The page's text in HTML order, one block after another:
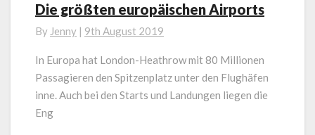
Die
europäischen
Airports
Die größten europäischen Airports
By Jenny | 9th August 2019
In Europa hat London-Heathrow mit 80 Millionen
Passagieren den Spitzenplatz unter den Flughäfen
inne. Auch bei den Starts und Landungen liegen die
Eng